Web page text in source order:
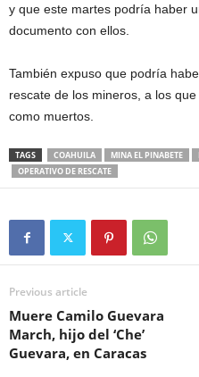
y que este martes podría haber
documento con ellos.
También expuso que podría
rescate de los mineros, a los
como muertos.
TAGS COAHUILA MINA EL PINABETE
OPERATIVO DE RESCATE
Previous article
Muere Camilo Guevara
March, hijo del ‘Che’
Guevara, en Caracas